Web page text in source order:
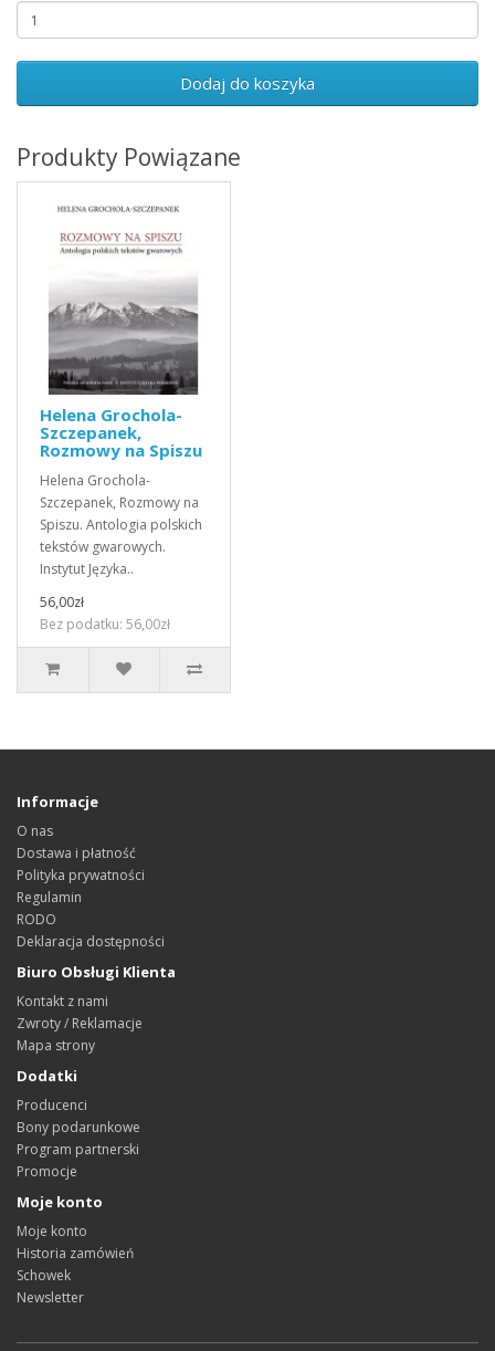
Dodaj do koszyka
Produkty Powiązane
Helena Grochola-
Szczepanek,
Rozmowy na Spiszu
Helena Grochola-
Szczepanek, Rozmowy na
Spiszu. Antologia polskich
tekstów gwarowych.
Instytut Języka..
56,00zł
Bez podatku: 56,00zł
Informacje
O nas
Dostawa i płatność
Polityka prywatności
Regulamin
RODO
Deklaracja dostępności
Biuro Obsługi Klienta
Kontakt z nami
Zwroty / Reklamacje
Mapa strony
Dodatki
Producenci
Bony podarunkowe
Program partnerski
Promocje
Moje konto
Moje konto
Historia zamówień
Schowek
Newsletter